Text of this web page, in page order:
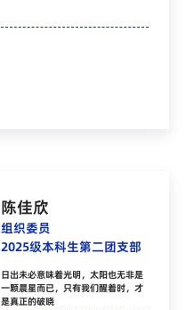
陈佳欣
组织委员
2025级本科生第二团支部
日出未必意味着光明，太阳也无非是
一颗晨星而已，只有我们醒着时，才
是真正的破晓